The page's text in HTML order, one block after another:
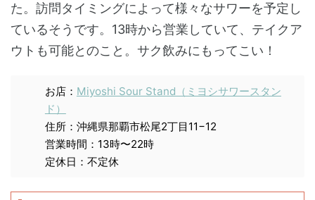
た。訪問タイミングによって様々なサワーを予定し
ているそうです。13時から営業していて、テイクア
ウトも可能とのこと。サク飲みにもってこい！
お店： Miyoshi Sour Stand（ミヨシサワースタン
ド）
住所：沖縄県那覇市松尾2丁目11−12
営業時間：13時〜22時
定休日：不定休